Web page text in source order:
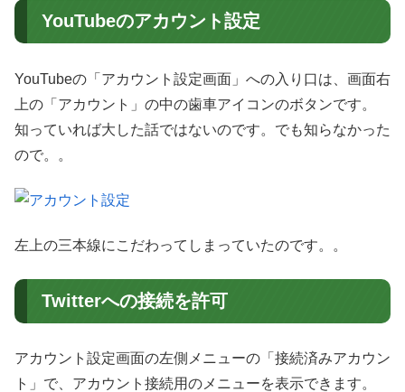
YouTubeのアカウント設定
YouTubeの「アカウント設定画面」への入り口は、画面右
上の「アカウント」の中の歯車アイコンのボタンです。
知っていれば大した話ではないのです。でも知らなかった
ので。。
左上の三本線にこだわってしまっていたのです。。
Twitterへの接続を許可
アカウント設定画面の左側メニューの「接続済みアカウン
ト」で、アカウント接続用のメニューを表示できます。